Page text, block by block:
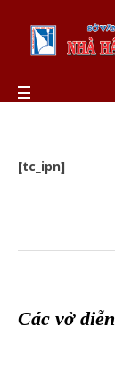
[tc_ipn]
Các vở diễn